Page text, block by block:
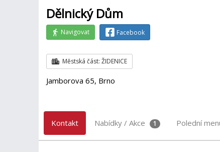
Dělnický Dům
Navigovat Facebook
Městská část: ŽIDENICE
Jamborova 65, Brno
Kontakt Nabídky / Akce 1 Polední